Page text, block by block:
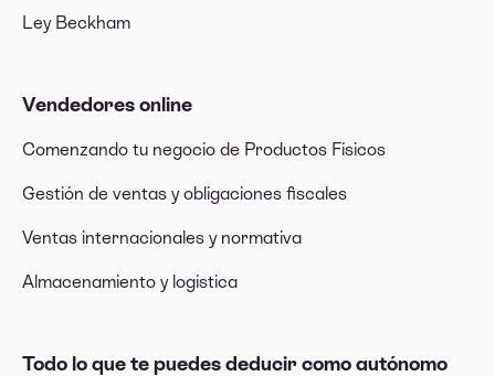
Ley Beckham
Vendedores online
Comenzando tu negocio de Productos Físicos
Gestión de ventas y obligaciones fiscales
Ventas internacionales y normativa
Almacenamiento y logística
Todo lo que te puedes deducir como autónomo